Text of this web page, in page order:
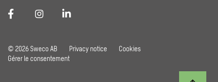
© 2026 Sweco AB Privacy notice
Cookies
Gérer le consentement